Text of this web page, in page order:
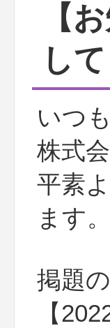
【
して
いつ
株式
平素
ます。
掲題
【